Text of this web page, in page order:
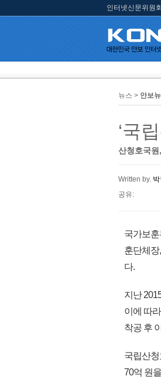
인터넷신문위원
뉴스 > 안보
‘국
산청호국
Written by. 박
공유:
국가보훈
훈단체장
다.
지난
이에 따
착공 후
국립산청
70억 원